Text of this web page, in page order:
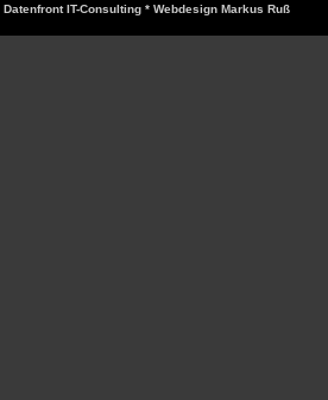
Datenfront IT-Consulting * Webdesign Markus Ruß